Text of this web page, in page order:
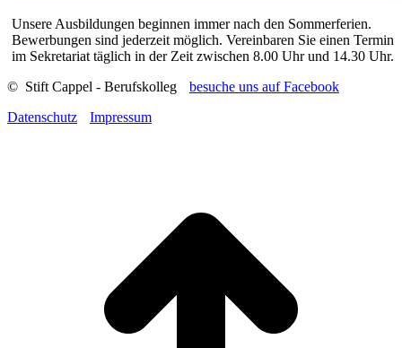
Unsere Ausbildungen beginnen immer nach den Sommerferien.
Bewerbungen sind jederzeit möglich. Vereinbaren Sie einen Termin
im Sekretariat täglich in der Zeit zwischen 8.00 Uhr und 14.30 Uhr.
© Stift Cappel - Berufskolleg
besuche uns auf Facebook
Datenschutz
Impressum